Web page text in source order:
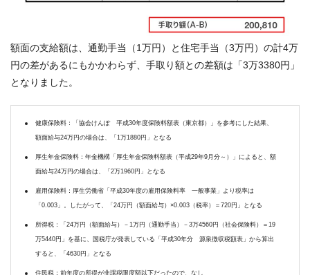
額面の支給額は、通勤手当（1万円）と住宅手当（3万円）の計4万
円の差があるにもかかわらず、手取り額との差額は「3万3380円」
となりました。
健康保険料：「協会けんぽ 平成30年度保険料額表（東京都）」を参考にした結果、
額面給与24万円の場合は、「1万1880円」となる
厚生年金保険料：年金機構「厚生年金保険料額表（平成29年9月分～）」によると、額
面給与24万円の場合は、「2万1960円」となる
雇用保険料：厚生労働省「平成30年度の雇用保険料率 一般事業」より税率は
「0.003」。したがって、「24万円（額面給与）×0.003（税率）＝720円」となる
所得税：「24万円（額面給与）－1万円（通勤手当）－3万4560円（社会保険料）＝19
万5440円」を基に、国税庁が発表している「平成30年分 源泉徴収税額表」から算出
すると、「4630円」となる
住民税：前年度の所得が非課税限度額以下だったので、なし